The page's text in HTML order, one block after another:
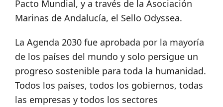
Pacto Mundial, y a través de la Asociación
Marinas de Andalucía, el Sello Odyssea.
La Agenda 2030 fue aprobada por la mayoría
de los países del mundo y solo persigue un
progreso sostenible para toda la humanidad.
Todos los países, todos los gobiernos, todas
las empresas y todos los sectores